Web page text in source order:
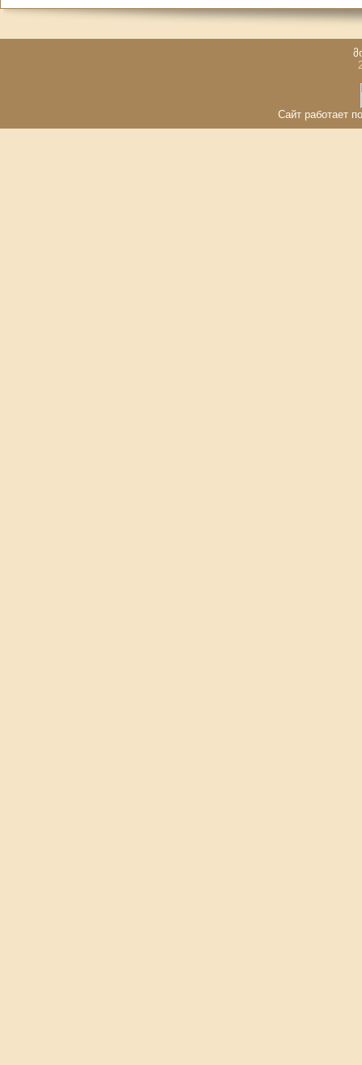
Сайт работает